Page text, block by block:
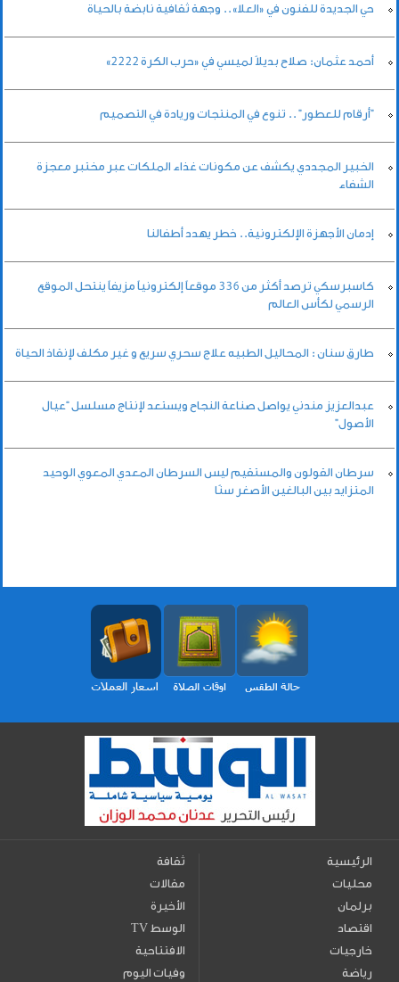
حي الجديدة للفنون في «العلا».. وجهة ثقافية نابضة بالحياة
أحمد عثمان: صلاح بديلاً لميسي في «حرب الكرة 2222»
"أرقام للعطور" .. تنوع في المنتجات وريادة في التصميم
الخبير المجددي يكشف عن مكونات غذاء الملكات عبر مختبر معجزة
الشفاء
إدمان الأجهزة الإلكترونية.. خطر يهدد أطفالنا
كاسبرسكي ترصد أكثر من 336 موقعاً إلكترونياً مزيفاً ينتحل الموقع
الرسمي لكأس العالم
طارق سنان : المحاليل الطبيه علاج سحري سريع و غير مكلف لإنقاذ الحياة
عبدالعزيز مندني يواصل صناعة النجاح ويستعد لإنتاج مسلسل “عيال
الأصول”
سرطان القولون والمستقيم ليس السرطان المعدي المعوي الوحيد
المتزايد بين البالغين الأصغر سنًا
الرئيسية
محليات
برلمان
اقتصاد
خارجيات
رياضة
ثقافة
مقالات
الأخيرة
TV الوسط
الافتتاحية
وفيات اليوم